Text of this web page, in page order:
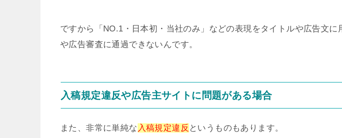
ですから「NO.1・日本初・当社のみ」などの表現をタイトルや広告文に
や広告審査に通過できないんです。
入稿規定違反や広告主サイトに問題がある場合
また、非常に単純な 入稿規定違反 というものもあります。